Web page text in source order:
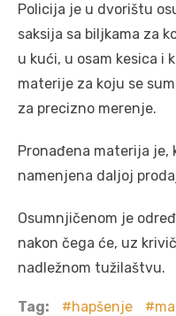
Policija je u dvorištu
saksija sa biljkama za
u kući, u osam kesica i
materije za koju se
za precizno merenje.
Pronađena materija je,
namenjena daljoj
Osumnjičenom je
nakon čega će, uz
nadležnom tužilaštvu.
Tag: hapšenje